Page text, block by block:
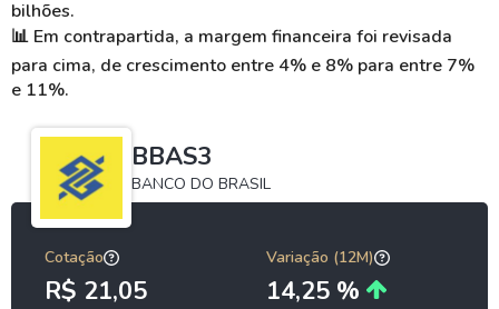
bilhões.
📊 Em contrapartida, a margem financeira foi revisada
para cima, de crescimento entre 4% e 8% para entre 7%
e 11%.
BBAS3
BANCO DO BRASIL
Cotação
R$ 21,05
Variação (12M)
14,25 %